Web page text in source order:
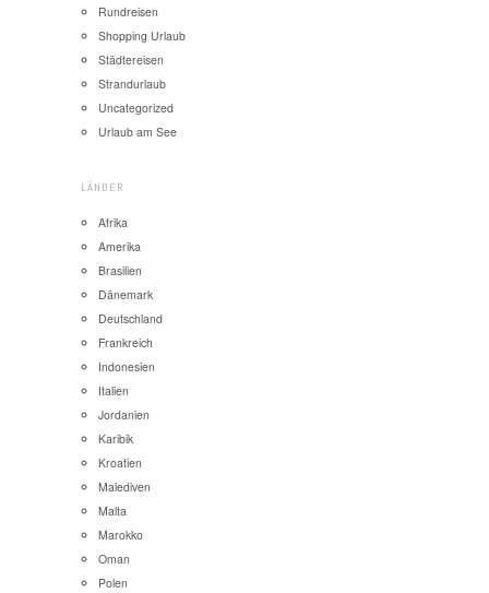
Rundreisen
Shopping Urlaub
Städtereisen
Strandurlaub
Uncategorized
Urlaub am See
LÄNDER
Afrika
Amerika
Brasilien
Dänemark
Deutschland
Frankreich
Indonesien
Italien
Jordanien
Karibik
Kroatien
Malediven
Malta
Marokko
Oman
Polen